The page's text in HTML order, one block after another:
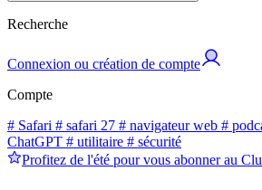
Recherche
Connexion ou création de compte
Compte
# Safari # safari 27 # navigateur web #
ChatGPT # utilitaire # sécurité
Profitez de l'été pour vous abonner au